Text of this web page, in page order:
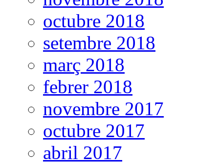
octubre 2018
setembre 2018
març 2018
febrer 2018
novembre 2017
octubre 2017
abril 2017